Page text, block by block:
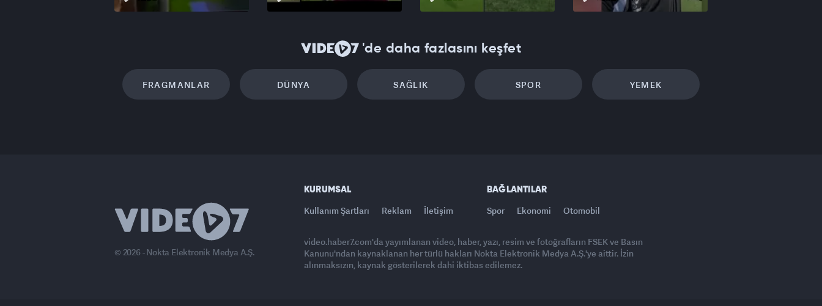
'de daha fazlasını keşfet
FRAGMANLAR DÜNYA SAĞLIK SPOR YEMEK
© 2026 - Nokta Elektronik Medya A.Ş.
KURUMSAL
Kullanım Şartları Reklam İletişim
BAĞLANTILAR
Spor Ekonomi Otomobil
video.haber7.com'da yayımlanan video, haber, yazı, resim ve fotoğrafların FSEK ve Basın
Kanunu'ndan kaynaklanan her türlü hakları Nokta Elektronik Medya A.Ş.'ye aittir. İzin
alınmaksızın, kaynak gösterilerek dahi iktibas edilemez.